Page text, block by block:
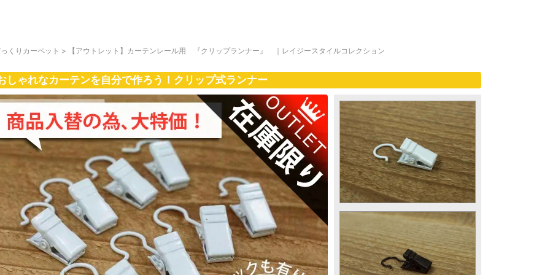
くりカーペット > 【アウトレット】カーテンレール用 『クリップランナー』 ｜レイジースタイルコレクション
しゃれなカーテンを自分で作ろう！クリップ式ランナー